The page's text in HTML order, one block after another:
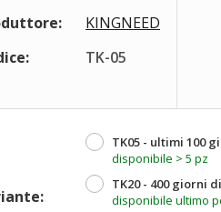
KINGNEED
TK-05
TK05 - ultimi 100
disponibile > 5 pz
TK20 - 400 giorni
disponibile ultimo